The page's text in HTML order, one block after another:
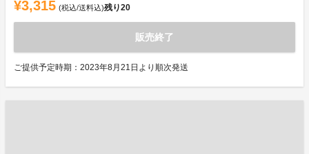
¥3,315 (税込/送料込)残り20
販売終了
ご提供予定時期：2023年8月21日より順次発送